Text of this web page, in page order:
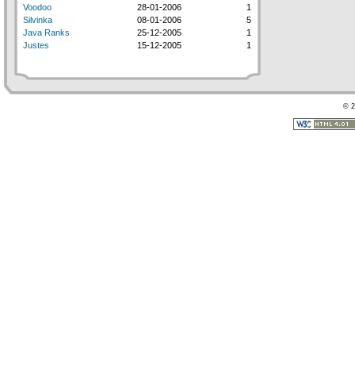
Voodoo
28-01-2006
1
Silvinka
08-01-2006
5
Java Ranks
25-12-2005
1
Justes
15-12-2005 1
©